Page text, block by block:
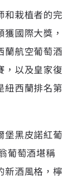
和栽植者的完
國際大獎，
蘭航空葡萄酒
，以及皇家復
紐西蘭排名第
堡黑皮諾紅葡
葡萄酒堪稱
新酒風格，檸